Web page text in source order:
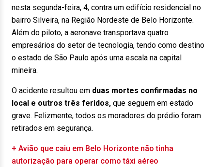
nesta segunda-feira, 4, contra um edifício residencial no
bairro Silveira, na Região Nordeste de Belo Horizonte.
Além do piloto, a aeronave transportava quatro
empresários do setor de tecnologia, tendo como destino
o estado de São Paulo após uma escala na capital
mineira.
O acidente resultou em duas mortes confirmadas no
local e outros três feridos, que seguem em estado
grave. Felizmente, todos os moradores do prédio foram
retirados em segurança.
+ Avião que caiu em Belo Horizonte não tinha
autorização para operar como táxi aéreo